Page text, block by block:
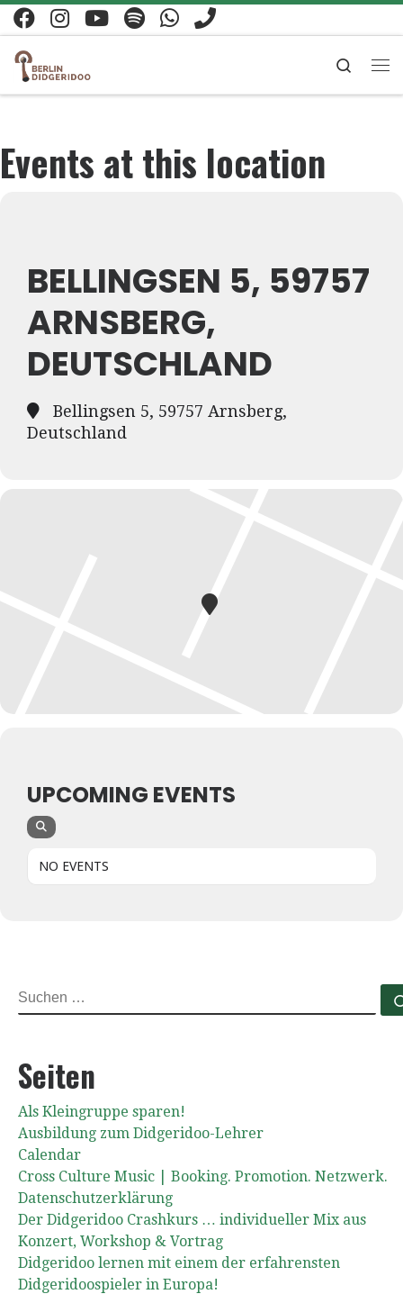
Zum Inhalt springen
Search
Events at this location
BELLINGSEN 5, 59757
ARNSBERG,
DEUTSCHLAND
Bellingsen 5, 59757 Arnsberg,
Deutschland
UPCOMING EVENTS
NO EVENTS
SUCHE
Seiten
Als Kleingruppe sparen!
Ausbildung zum Didgeridoo-Lehrer
Calendar
Cross Culture Music | Booking. Promotion. Netzwerk.
Datenschutzerklärung
Der Didgeridoo Crashkurs … individueller Mix aus
Konzert, Workshop & Vortrag
Didgeridoo lernen mit einem der erfahrensten
Didgeridoospieler in Europa!